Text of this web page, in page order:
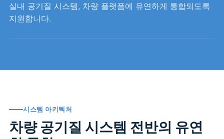
실내 공기질 시스템, 차량 플랫폼에 유연하게 통합되도록
지원합니다.
시스템 아키텍처
차량 공기질 시스템 전반의 유연